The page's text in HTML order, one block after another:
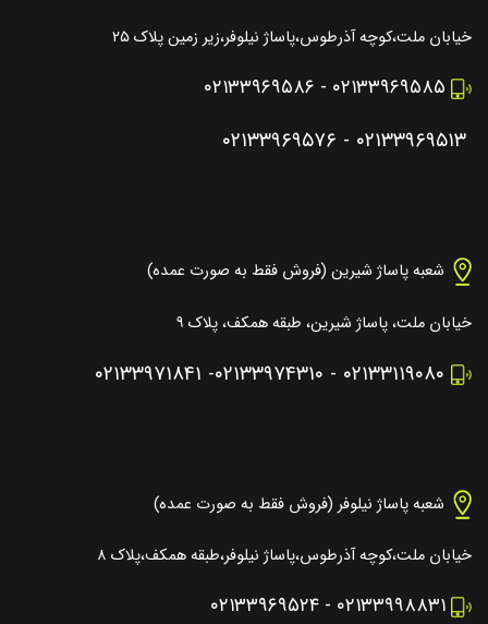
خیابان ملت،کوچه آذرطوس،پاساژ نیلوفر،زیر زمین پلاک ۲۵
۰۲۱۳۳۹۶۹۵۸۵ - ۰۲۱۳۳۹۶۹۵۸۶
۰۲۱۳۳۹۶۹۵۱۳ - ۰۲۱۳۳۹۶۹۵۷۶
شعبه پاساژ شیرین (فروش فقط به صورت عمده)
خیابان ملت، پاساژ شیرین، طبقه همکف، پلاک ۹
۰۲۱۳۳۱۱۹۰۸۰ - ۰۲۱۳۳۹۷۴۳۱۰- ۰۲۱۳۳۹۷۱۸۴۱
شعبه پاساژ نیلوفر (فروش فقط به صورت عمده)
خیابان ملت،کوچه آذرطوس،پاساژ نیلوفر،طبقه همکف،پلاک ۸
۰۲۱۳۳۹۹۸۸۳۱ - ۰۲۱۳۳۹۶۹۵۲۴